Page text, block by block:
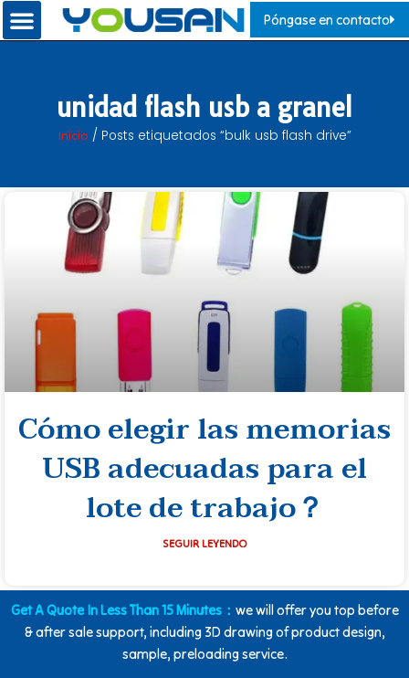
Póngase en contacto
unidad flash usb a granel
Inicio / Posts etiquetados “bulk usb flash drive”
Cómo elegir las memorias
USB adecuadas para el
lote de trabajo？
SEGUIR LEYENDO
Get A Quote In Less Than 15 Minutes： we will offer you top before
& after sale support, including 3D drawing of product design,
sample, preloading service.